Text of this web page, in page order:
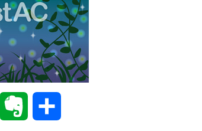
Pocket Evernote